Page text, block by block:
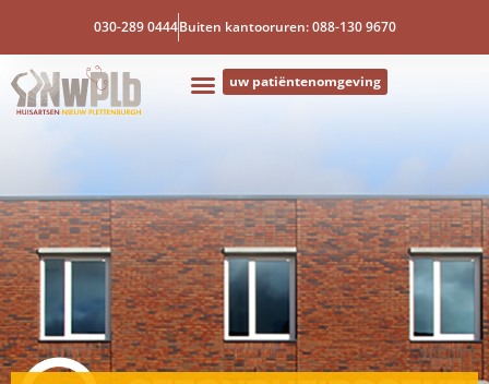
030-289 0444Buiten kantooruren: 088-130 9670
uw patiëntenomgeving